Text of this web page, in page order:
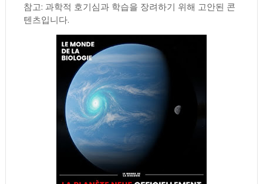
참고: 과학적 호기심과 학습을 장려하기 위해 고안된 콘
텐츠입니다.